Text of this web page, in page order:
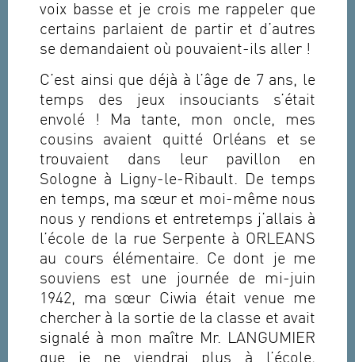
voix basse et je crois me rappeler que
certains parlaient de partir et d’autres
se demandaient où pouvaient-ils aller !
C’est ainsi que déjà à l’âge de 7 ans, le
temps des jeux insouciants s’était
envolé ! Ma tante, mon oncle, mes
cousins avaient quitté Orléans et se
trouvaient dans leur pavillon en
Sologne à Ligny-le-Ribault. De temps
en temps, ma sœur et moi-même nous
nous y rendions et entretemps j’allais à
l’école de la rue Serpente à ORLEANS
au cours élémentaire. Ce dont je me
souviens est une journée de mi-juin
1942, ma sœur Ciwia était venue me
chercher à la sortie de la classe et avait
signalé à mon maître Mr. LANGUMIER